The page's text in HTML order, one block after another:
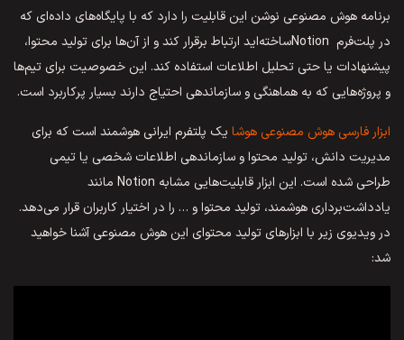
برنامه هوش مصنوعی نوشن این قابلیت را دارد که با پایگاه‌های داده‌ای که
در پلت‌فرم Notionساخته‌اید ارتباط برقرار کند و از آن‌ها برای تولید محتوا،
پیشنهادات یا حتی تحلیل اطلاعات استفاده کند. این خصوصیت برای تیم‌ها
و پروژه‌هایی که به هماهنگی و سازماندهی احتیاج دارند بسیار پرکاربرد است.
ابزار فارسی هوش مصنوعی هوشا یک پلتفرم ایرانی هوشمند است که برای
مدیریت دانش، تولید محتوا و سازماندهی اطلاعات شخصی یا تیمی
طراحی شده است. این ابزار قابلیت‌هایی مشابه Notion مانند
یادداشت‌برداری هوشمند، تولید محتوا و … را در اختیار کاربران قرار می‌دهد.
در ویدیوی زیر با ابزارهای تولید محتوای این هوش مصنوعی آشنا خواهید
شد: